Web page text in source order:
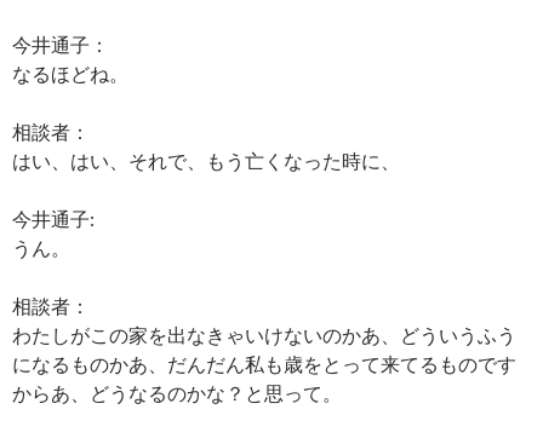
今井通子：
なるほどね。
相談者：
はい、はい、それで、もう亡くなった時に、
今井通子:
うん。
相談者：
わたしがこの家を出なきゃいけないのかあ、どういうふう
になるものかあ、だんだん私も歳をとって来てるものです
からあ、どうなるのかな？と思って。